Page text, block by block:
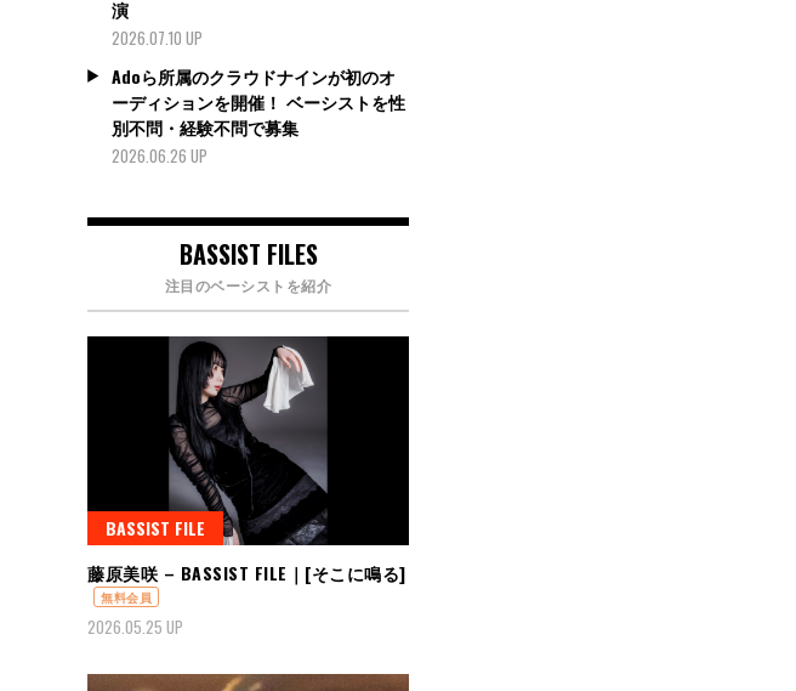
演
2026.07.10 UP
Adoら所属のクラウドナインが初のオ
ーディションを開催！ ベーシストを性
別不問・経験不問で募集
2026.06.26 UP
BASSIST FILES
注目のベーシストを紹介
BASSIST FILE
藤原美咲 – BASSIST FILE｜[そこに鳴る]
無料会員
2026.05.25 UP